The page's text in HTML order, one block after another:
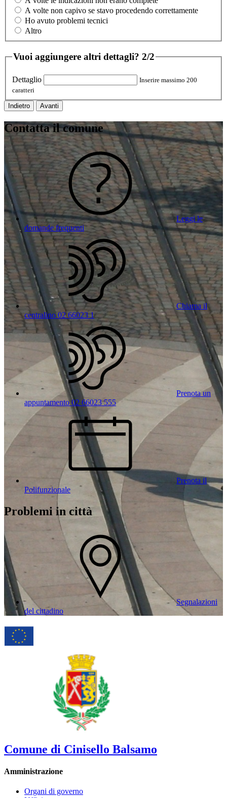
A volte non capivo se stavo procedendo correttamente
Ho avuto problemi tecnici
Altro
Vuoi aggiungere altri dettagli? 2/2
Dettaglio
Inserire massimo 200
caratteri
Indietro Avanti
Contatta il comune
Leggi le
domande frequenti
Chiama il
centralino 02 66023 1
Prenota un
appuntamento 02 66023 555
Prenota il
Polifunzionale
Problemi in città
Segnalazioni
del cittadino
Comune di Cinisello Balsamo
Amministrazione
Organi di governo